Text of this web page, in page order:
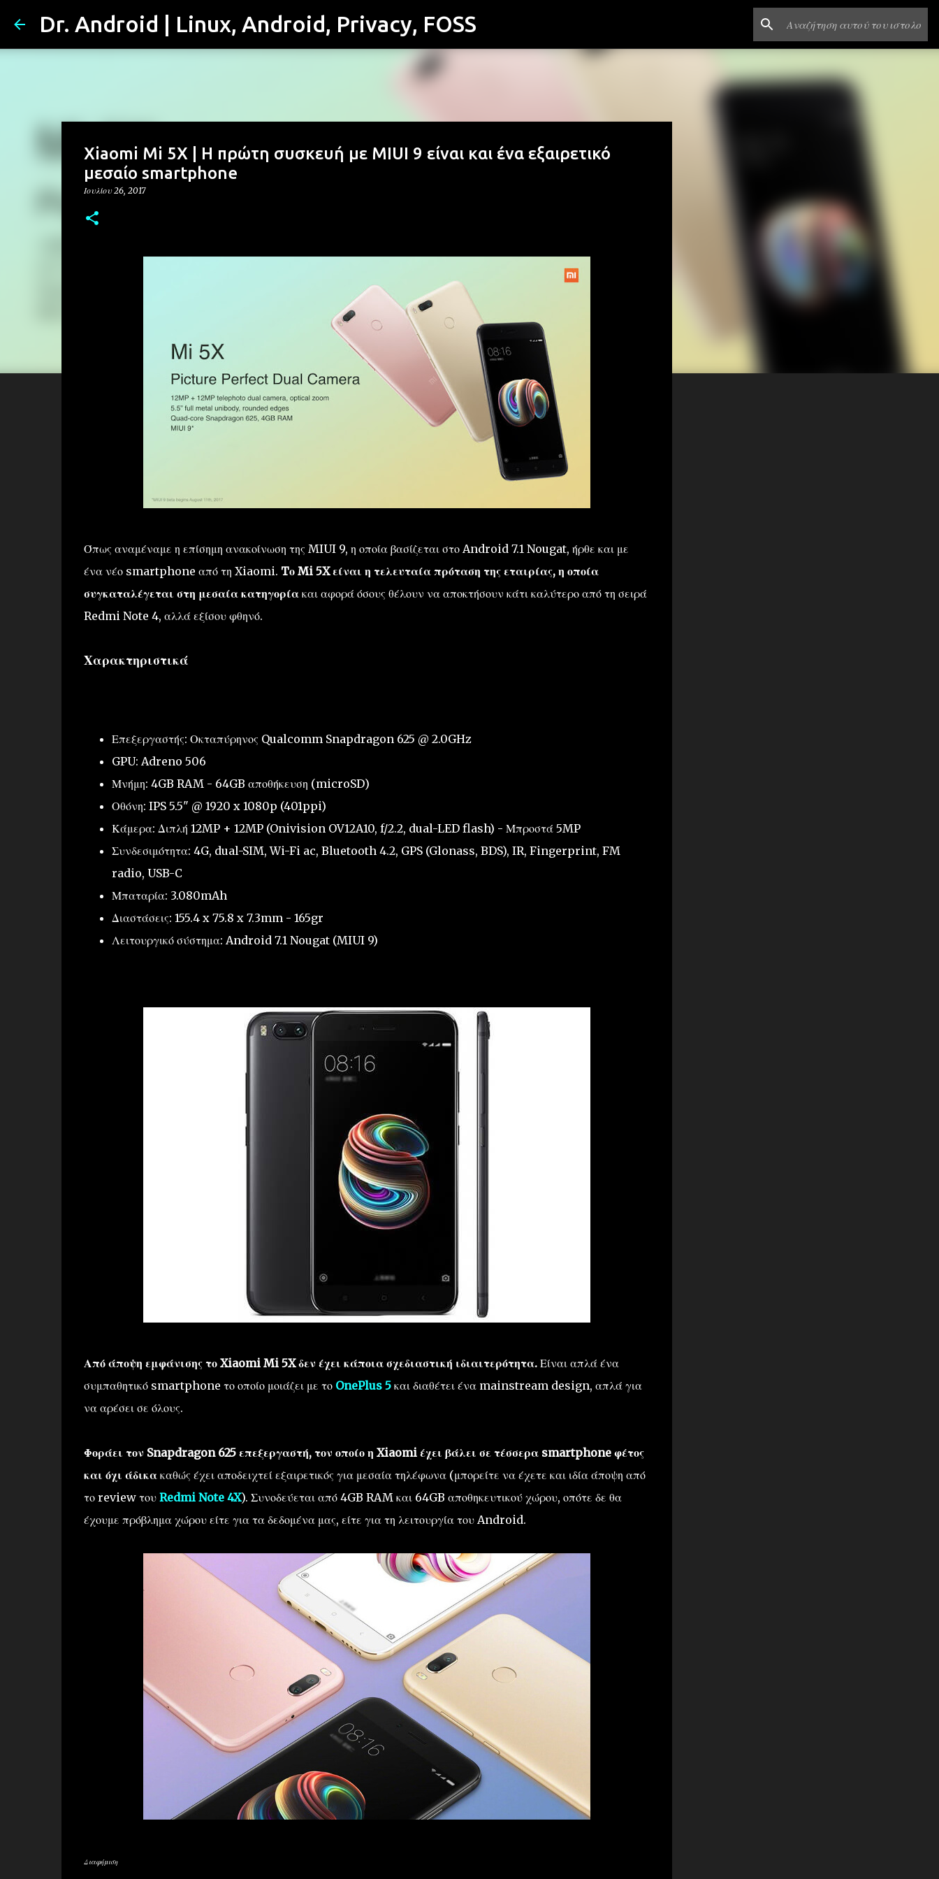
Μετάβαση στο κύριο περιεχόμενο
Dr. Android | Linux, Android, Privacy, FOSS
Xiaomi Mi 5X | Η πρώτη συσκευή με MIUI 9 είναι και ένα εξαιρετικό
μεσαίο smartphone
Ιουλίου 26, 2017
Όπως αναμέναμε η επίσημη ανακοίνωση της MIUI 9, η οποία βασίζεται στο Android 7.1 Nougat, ήρθε και με
ένα νέο smartphone από τη Xiaomi. Tο Mi 5X είναι η τελευταία πρόταση της εταιρίας, η οποία
συγκαταλέγεται στη μεσαία κατηγορίακαι αφορά όσους θέλουν να αποκτήσουν κάτι καλύτερο από τη σειρά
Redmi Note 4, αλλά εξίσου φθηνό.
Χαρακτηριστικά
Επεξεργαστής: Οκταπύρηνος Qualcomm Snapdragon 625 @ 2.0GHz
GPU: Adreno 506
Μνήμη: 4GB RAM - 64GB αποθήκευση (microSD)
Οθόνη: IPS 5.5" @ 1920 x 1080p (401ppi)
Κάμερα: Διπλή 12MP + 12MP (Onivision OV12A10, f/2.2, dual-LED flash) - Μπροστά 5MP
Συνδεσιμότητα: 4G, dual-SIM, Wi-Fi ac, Bluetooth 4.2, GPS (Glonass, BDS), IR, Fingerprint, FM
radio, USB-C
Μπαταρία: 3.080mAh
Διαστάσεις: 155.4 x 75.8 x 7.3mm - 165gr
Λειτουργικό σύστημα: Android 7.1 Nougat (MIUI 9)
Από άποψη εμφάνισης το Xiaomi Mi 5X δεν έχει κάποια σχεδιαστική ιδιαιτερότητα. Είναι απλά ένα
συμπαθητικό smartphone το οποίο μοιάζει με το OnePlus 5και διαθέτει ένα mainstream design, απλά για
να αρέσει σε όλους.
Φοράει τον Snapdragon 625 επεξεργαστή, τον οποίο η Xiaomi έχει βάλει σε τέσσερα smartphone φέτος
και όχι άδικα καθώς έχει αποδειχτεί εξαιρετικός για μεσαία τηλέφωνα (μπορείτε να έχετε και ιδία άποψη από
το review του Redmi Note 4X). Συνοδεύεται από 4GB RAM και 64GB αποθηκευτικού χώρου, οπότε δε θα
έχουμε πρόβλημα χώρου είτε για τα δεδομένα μας, είτε για τη λειτουργία του Android.
Διαφήμιση